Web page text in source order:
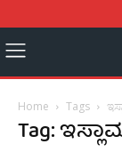
Home Tags
Tag: